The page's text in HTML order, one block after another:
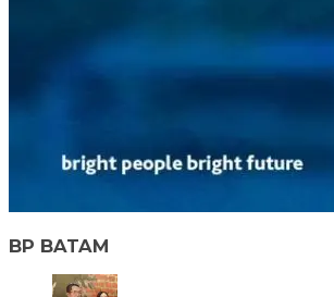
BP BATAM